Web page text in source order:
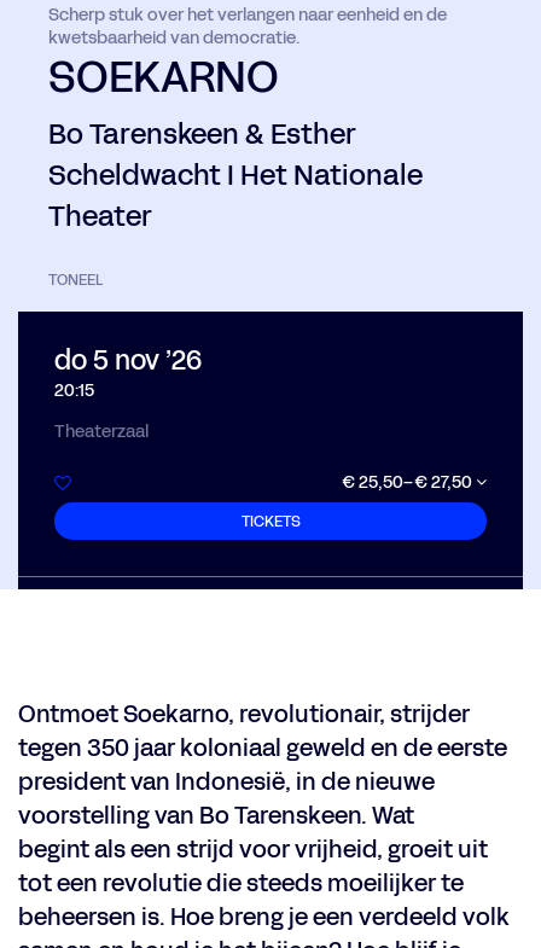
SOEKARNO
Bo Tarenskeen & Esther
Scheldwacht I Het Nationale
Theater
Scherp stuk over het verlangen naar eenheid en de
kwetsbaarheid van democratie.
TONEEL
do 5 nov ’26
20:15
Theaterzaal
€ 25,50–€ 27,50
TICKETS
Ontmoet Soekarno, revolutionair, strijder
tegen 350 jaar koloniaal geweld en de eerste
president van Indonesië, in de nieuwe
voorstelling van Bo Tarenskeen. Wat
begint als een strijd voor vrijheid, groeit uit
tot een revolutie die steeds moeilijker te
beheersen is. Hoe breng je een verdeeld volk